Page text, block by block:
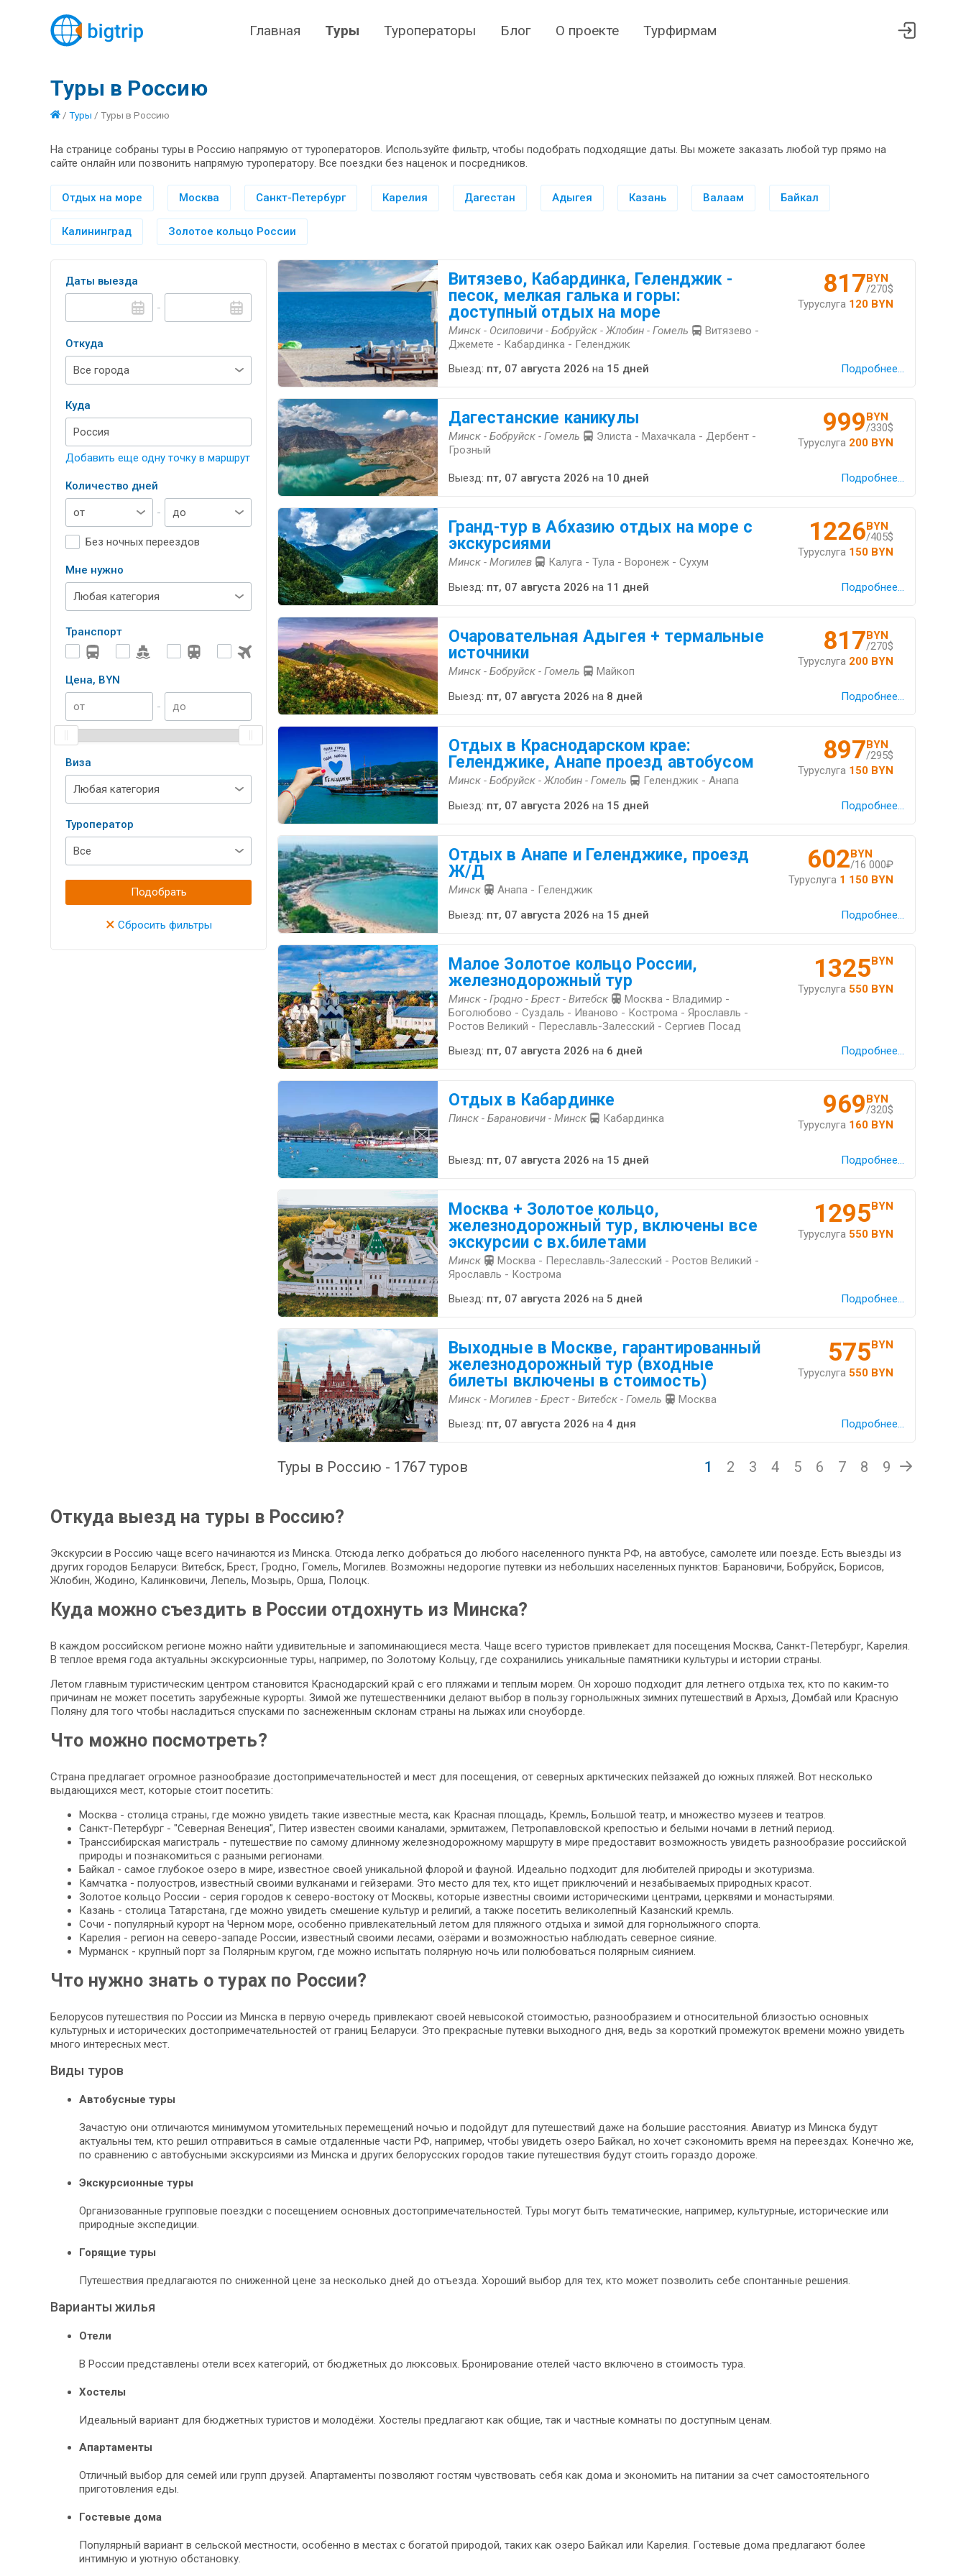
Главная Туры Туроператоры Блог О проекте Турфирмам
Туры в Россию
/ Туры / Туры в Россию
На странице собраны туры в Россию напрямую от туроператоров. Используйте фильтр, чтобы подобрать подходящие даты. Вы можете заказать любой тур прямо на
сайте онлайн или позвонить напрямую туроператору. Все поездки без наценок и посредников.
Отдых на море Москва Санкт-Петербург Карелия Дагестан Адыгея Казань Валаам Байкал
Калининград Золотое кольцо России
Даты выезда
-
Откуда
Куда
Добавить еще одну точку в маршрут
Количество дней
-
Без ночных переездов
Мне нужно
Транспорт
Цена, BYN
-
Виза
Туроператор
Подобрать
× Сбросить фильтры
Витязево, Кабардинка, Геленджик -
песок, мелкая галька и горы:
доступный отдых на море
Минск - Осиповичи - Бобруйск - Жлобин - Гомель
Витязево -
Джемете - Кабардинка - Геленджик
817BYN
/270$
Туруслуга 120 BYN
Выезд: пт, 07 августа 2026 на 15 дней Подробнее...
Дагестанские каникулы
Минск - Бобруйск - Гомель
Элиста - Махачкала - Дербент -
Грозный
999BYN
/330$
Туруслуга 200 BYN
Выезд: пт, 07 августа 2026 на 10 дней Подробнее...
Гранд-тур в Абхазию отдых на море с
экскурсиями
Минск - Могилев Калуга - Тула - Воронеж - Сухум
1226BYN
/405$
Туруслуга 150 BYN
Выезд: пт, 07 августа 2026 на 11 дней Подробнее...
Очаровательная Адыгея + термальные
источники
Минск - Бобруйск - Гомель Майкоп
817BYN
/270$
Туруслуга 200 BYN
Выезд: пт, 07 августа 2026 на 8 дней Подробнее...
Отдых в Краснодарском крае:
Геленджике, Анапе проезд автобусом
Минск - Бобруйск - Жлобин - Гомель Геленджик - Анапа
897BYN
/295$
Туруслуга 150 BYN
Выезд: пт, 07 августа 2026 на 15 дней Подробнее...
Отдых в Анапе и Геленджике, проезд
Ж/Д
Минск Анапа - Геленджик
602BYN
/16 000₽
Туруслуга 1 150 BYN
Выезд: пт, 07 августа 2026 на 15 дней Подробнее...
Малое Золотое кольцо России,
железнодорожный тур
Минск - Гродно - Брест - Витебск
Москва - Владимир -
Боголюбово - Суздаль - Иваново - Кострома - Ярославль -
Ростов Великий - Переславль-Залесский - Сергиев Посад
1325BYN
Туруслуга 550 BYN
Выезд: пт, 07 августа 2026 на 6 дней Подробнее...
Отдых в Кабардинке
Пинск - Барановичи - Минск Кабардинка 969BYN
/320$
Туруслуга 160 BYN
Выезд: пт, 07 августа 2026 на 15 дней Подробнее...
Москва + Золотое кольцо,
железнодорожный тур, включены все
экскурсии с вх.билетами
Минск
Москва - Переславль-Залесский - Ростов Великий -
Ярославль - Кострома
1295BYN
Туруслуга 550 BYN
Выезд: пт, 07 августа 2026 на 5 дней Подробнее...
Выходные в Москве, гарантированный
железнодорожный тур (входные
билеты включены в стоимость)
Минск - Могилев - Брест - Витебск - Гомель Москва
575BYN
Туруслуга 550 BYN
Выезд: пт, 07 августа 2026 на 4 дня Подробнее...
Туры в Россию - 1767 туров 1 2 3 4 5 6 7 8 9
Откуда выезд на туры в Россию?
Экскурсии в Россию чаще всего начинаются из Минска. Отсюда легко добраться до любого населенного пункта РФ, на автобусе, самолете или поезде. Есть выезды из
других городов Беларуси: Витебск, Брест, Гродно, Гомель, Могилев. Возможны недорогие путевки из небольших населенных пунктов: Барановичи, Бобруйск, Борисов,
Жлобин, Жодино, Калинковичи, Лепель, Мозырь, Орша, Полоцк.
Куда можно съездить в России отдохнуть из Минска?
В каждом российском регионе можно найти удивительные и запоминающиеся места. Чаще всего туристов привлекает для посещения Москва, Санкт-Петербург, Карелия.
В теплое время года актуальны экскурсионные туры, например, по Золотому Кольцу, где сохранились уникальные памятники культуры и истории страны.
Летом главным туристическим центром становится Краснодарский край с его пляжами и теплым морем. Он хорошо подходит для летнего отдыха тех, кто по каким-то
причинам не может посетить зарубежные курорты. Зимой же путешественники делают выбор в пользу горнолыжных зимних путешествий в Архыз, Домбай или Красную
Поляну для того чтобы насладиться спусками по заснеженным склонам страны на лыжах или сноуборде.
Что можно посмотреть?
Страна предлагает огромное разнообразие достопримечательностей и мест для посещения, от северных арктических пейзажей до южных пляжей. Вот несколько
выдающихся мест, которые стоит посетить:
Москва - столица страны, где можно увидеть такие известные места, как Красная площадь, Кремль, Большой театр, и множество музеев и театров.
Санкт-Петербург - "Северная Венеция", Питер известен своими каналами, эрмитажем, Петропавловской крепостью и белыми ночами в летний период.
Транссибирская магистраль - путешествие по самому длинному железнодорожному маршруту в мире предоставит возможность увидеть разнообразие российской
природы и познакомиться с разными регионами.
Байкал - самое глубокое озеро в мире, известное своей уникальной флорой и фауной. Идеально подходит для любителей природы и экотуризма.
Камчатка - полуостров, известный своими вулканами и гейзерами. Это место для тех, кто ищет приключений и незабываемых природных красот.
Золотое кольцо России - серия городов к северо-востоку от Москвы, которые известны своими историческими центрами, церквями и монастырями.
Казань - столица Татарстана, где можно увидеть смешение культур и религий, а также посетить великолепный Казанский кремль.
Сочи - популярный курорт на Черном море, особенно привлекательный летом для пляжного отдыха и зимой для горнолыжного спорта.
Карелия - регион на северо-западе России, известный своими лесами, озёрами и возможностью наблюдать северное сияние.
Мурманск - крупный порт за Полярным кругом, где можно испытать полярную ночь или полюбоваться полярным сиянием.
Что нужно знать о турах по России?
Белорусов путешествия по России из Минска в первую очередь привлекают своей невысокой стоимостью, разнообразием и относительной близостью основных
культурных и исторических достопримечательностей от границ Беларуси. Это прекрасные путевки выходного дня, ведь за короткий промежуток времени можно увидеть
много интересных мест.
Виды туров
Автобусные туры
Зачастую они отличаются минимумом утомительных перемещений ночью и подойдут для путешествий даже на большие расстояния. Авиатур из Минска будут
актуальны тем, кто решил отправиться в самые отдаленные части РФ, например, чтобы увидеть озеро Байкал, но хочет сэкономить время на переездах. Конечно же,
по сравнению с автобусными экскурсиями из Минска и других белорусских городов такие путешествия будут стоить гораздо дороже.
Экскурсионные туры
Организованные групповые поездки с посещением основных достопримечательностей. Туры могут быть тематические, например, культурные, исторические или
природные экспедиции.
Горящие туры
Путешествия предлагаются по сниженной цене за несколько дней до отъезда. Хороший выбор для тех, кто может позволить себе спонтанные решения.
Варианты жилья
Отели
В России представлены отели всех категорий, от бюджетных до люксовых. Бронирование отелей часто включено в стоимость тура.
Хостелы
Идеальный вариант для бюджетных туристов и молодёжи. Хостелы предлагают как общие, так и частные комнаты по доступным ценам.
Апартаменты
Отличный выбор для семей или групп друзей. Апартаменты позволяют гостям чувствовать себя как дома и экономить на питании за счет самостоятельного
приготовления еды.
Гостевые дома
Популярный вариант в сельской местности, особенно в местах с богатой природой, таких как озеро Байкал или Карелия. Гостевые дома предлагают более
интимную и уютную обстановку.